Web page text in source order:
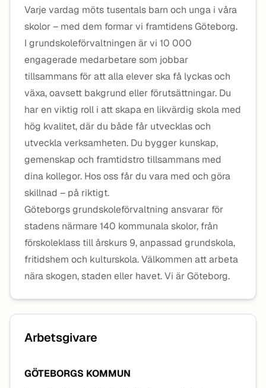
Varje vardag möts tusentals barn och unga i våra
skolor – med dem formar vi framtidens Göteborg.
I grundskoleförvaltningen är vi 10 000
engagerade medarbetare som jobbar
tillsammans för att alla elever ska få lyckas och
växa, oavsett bakgrund eller förutsättningar. Du
har en viktig roll i att skapa en likvärdig skola med
hög kvalitet, där du både får utvecklas och
utveckla verksamheten. Du bygger kunskap,
gemenskap och framtidstro tillsammans med
dina kollegor. Hos oss får du vara med och göra
skillnad – på riktigt.
Göteborgs grundskoleförvaltning ansvarar för
stadens närmare 140 kommunala skolor, från
förskoleklass till årskurs 9, anpassad grundskola,
fritidshem och kulturskola. Välkommen att arbeta
nära skogen, staden eller havet. Vi är Göteborg.
Arbetsgivare
GÖTEBORGS KOMMUN